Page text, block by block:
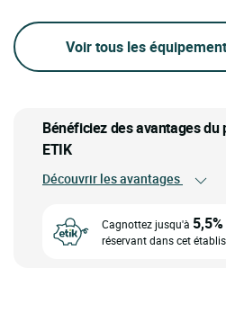
Voir tous les
Bénéficiez des avantages
ETIK
Découvrir les avantages
Cagnottez jusqu'à 5,5%
réservant dans cet